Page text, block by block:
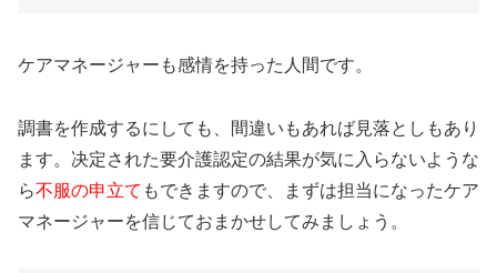
ケアマネージャーも感情を持った人間です。
調書を作成するにしても、間違いもあれば見落としもあり
ます。决定された要介護認定の結果が気に入らないような
ら不服の申立て もできますので、まずは担当になったケア
マネージャーを信じておまかせしてみましょう。